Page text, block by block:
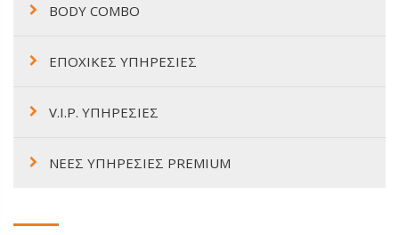
BODY COMBO
ΕΠΟΧΙΚΕΣ ΥΠΗΡΕΣΙΕΣ
V.I.P. ΥΠΗΡΕΣΙΕΣ
ΝΕΕΣ ΥΠΗΡΕΣΙΕΣ PREMIUM